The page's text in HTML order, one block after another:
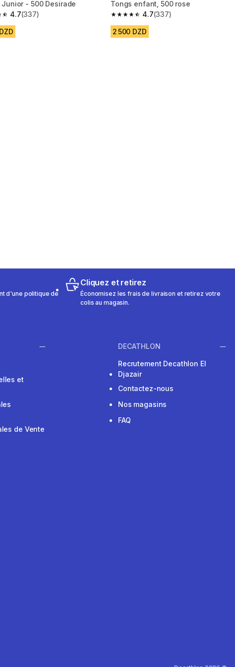
Junior - 500 Desirade
4.7
of 5 stars from 337 reviews
(337)
Tongs enfant, 500 rose
4.7
4.7 out of 5 stars from 337 reviews
(337)
2 500 DZD
d'une politique de
Cliquez et retirez
Économisez les frais de livraison et retirez votre
colis au magasin.
et
de Vente
DECATHLON
Recrutement Decathlon El
Djazair
Contactez-nous
Nos magasins
FAQ